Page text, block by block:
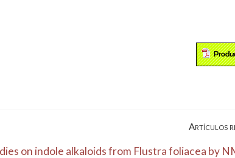
Artículos
on indole alkaloids from Flustra foliacea by